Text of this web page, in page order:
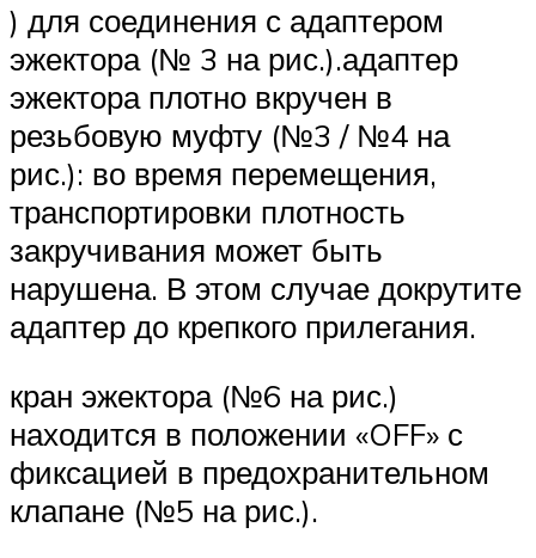
) для соединения с адаптером
эжектора (№ 3 на рис.).адаптер
эжектора плотно вкручен в
резьбовую муфту (№3 / №4 на
рис.): во время перемещения,
транспортировки плотность
закручивания может быть
нарушена. В этом случае докрутите
адаптер до крепкого прилегания.
кран эжектора (№6 на рис.)
находится в положении «OFF» с
фиксацией в предохранительном
клапане (№5 на рис.).